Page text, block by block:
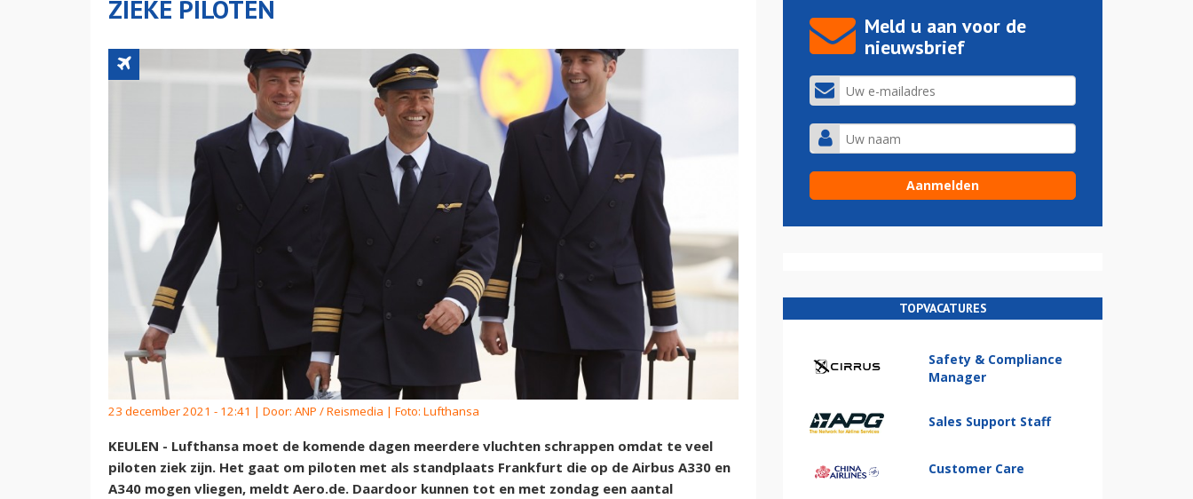
ZIEKE PILOTEN
23 december 2021 - 12:41 | Door: ANP / Reismedia | Foto: Lufthansa
KEULEN - Lufthansa moet de komende dagen meerdere vluchten schrappen omdat te veel
piloten ziek zijn. Het gaat om piloten met als standplaats Frankfurt die op de Airbus A330 en
A340 mogen vliegen, meldt Aero.de. Daardoor kunnen tot en met zondag een aantal
Meld u aan voor de
nieuwsbrief
TOPVACATURES
Safety & Compliance
Manager
Sales Support Staff
Customer Care